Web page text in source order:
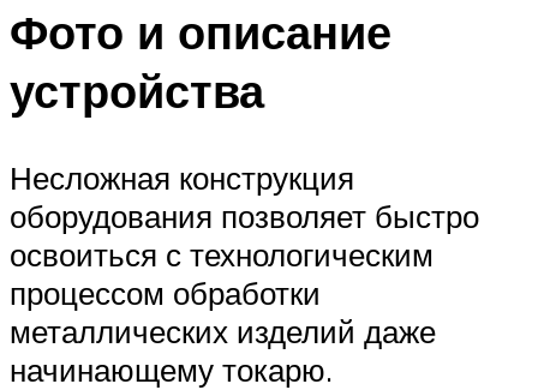
Фото и описание
устройства
Несложная конструкция
оборудования позволяет быстро
освоиться с технологическим
процессом обработки
металлических изделий даже
начинающему токарю.